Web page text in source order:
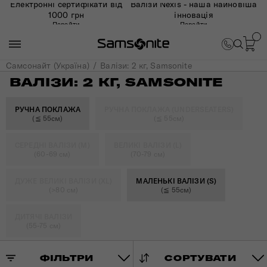
Електронні сертифікати від
1000 грн
Перейти
Валізи Nexis - наша найновіша
інновація
Перейти
Самсонайт (Україна) Валізи: 2 кг, Samsonite
ВАЛІЗИ: 2 КГ, SAMSONITE
РУЧНА ПОКЛАЖА
(≦ 55см)
МАЛЕНЬКІ ВАЛІЗИ (S)
(≦ 55см)
ФІЛЬТРИ СОРТУВАТИ